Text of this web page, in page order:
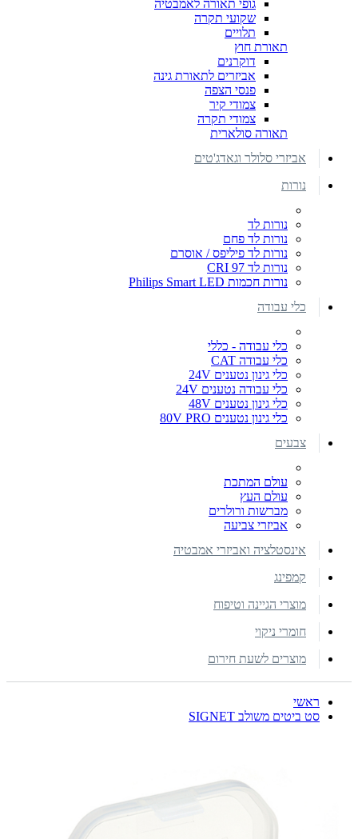
גופי תאורה לאמבטיה
שקועי תקרה
תלויים
תאורת חוץ
דוקרנים
אביזרים לתאורת גינה
פנסי הצפה
צמודי קיר
צמודי תקרה
תאורה סולארית
אביזרי סלולר וגאדג'טים
נורות
נורות לד
נורות לד פחם
נורות לד פיליפס / אוסרם
נורות לד CRI 97
נורות חכמות Philips Smart LED
כלי עבודה
כלי עבודה - כללי
כלי עבודה CAT
כלי גינון נטענים 24V
כלי עבודה נטענים 24V
כלי גינון נטענים 48V
כלי גינון נטענים 80V PRO
צבעים
עולם המתכת
עולם העץ
מברשות ורולרים
אביזרי צביעה
אינסטלציה ואביזרי אמבטיה
קמפינג
מוצרי הגיינה וטיפוח
חומרי ניקוי
מוצרים לשעת חירום
ראשי
סט ביטים משולב SIGNET